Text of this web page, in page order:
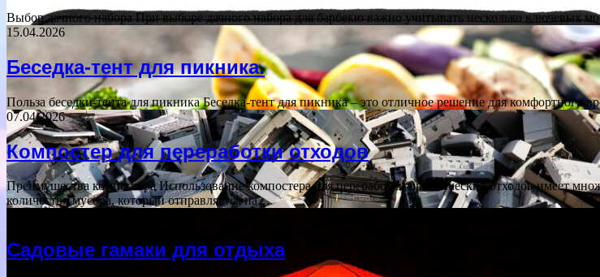
Выбор дачного набора При выборе дачного набора для барбекю важно учитывать несколько ключевых
15.04.2026
Беседка-тент для пикника.
Польза беседки-тента для пикника Беседка-тент для пикника – это отличное решение для
07.04.2026
Компостер для переработки отходов
Преимущества компостера Использование компостера для переработки органических отходов имеет
количество мусора, который отправляется на…
Садовые гамаки для отдыха